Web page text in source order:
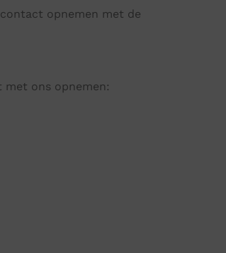
opnemen met de
ons opnemen: